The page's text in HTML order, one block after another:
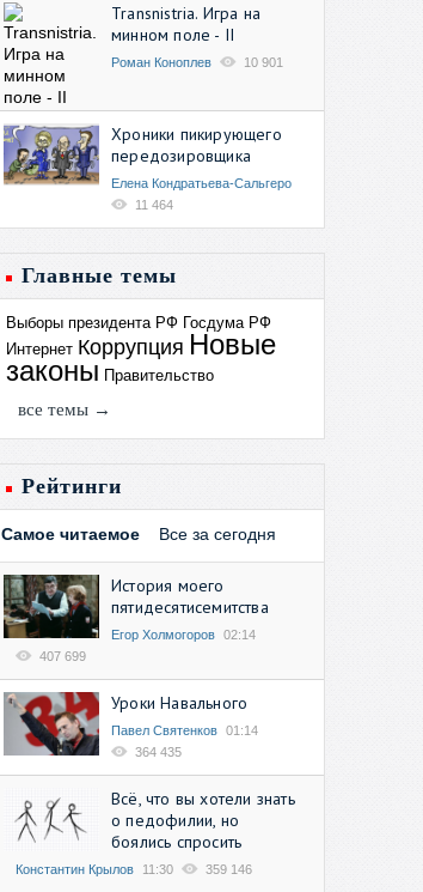
Transnistria. Игра на
минном поле - II
Роман Коноплев 10 901
Хроники пикирующего
передозировщика
Елена Кондратьева-Сальгеро
11 464
Главные темы
Выборы президента РФ Госдума РФ
Интернет Коррупция Новые
законы Правительство
все темы →
Рейтинги
Самое читаемое Все за сегодня
История моего
пятидесятисемитства
Егор Холмогоров 02:14
407 699
Уроки Навального
Павел Святенков 01:14
364 435
Всё, что вы хотели знать
о педофилии, но
боялись спросить
Константин Крылов 11:30 359 146